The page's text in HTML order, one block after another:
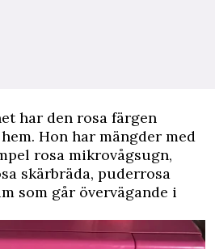
har den rosa färgen
Hon har mängder med
rosa mikrovågsugn,
skärbräda, puderrosa
som går övervägande i